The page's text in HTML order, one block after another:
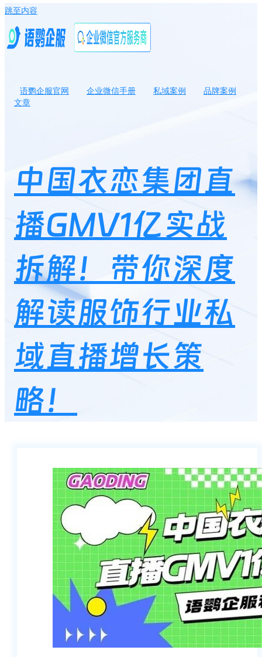
跳至内容
语鹦企服官网 企业微信手册 私域案例
品牌案例
文章
中国衣恋集团直
播GMV1亿实战
拆解！带你深度
解读服饰行业私
域直播增长策
略！